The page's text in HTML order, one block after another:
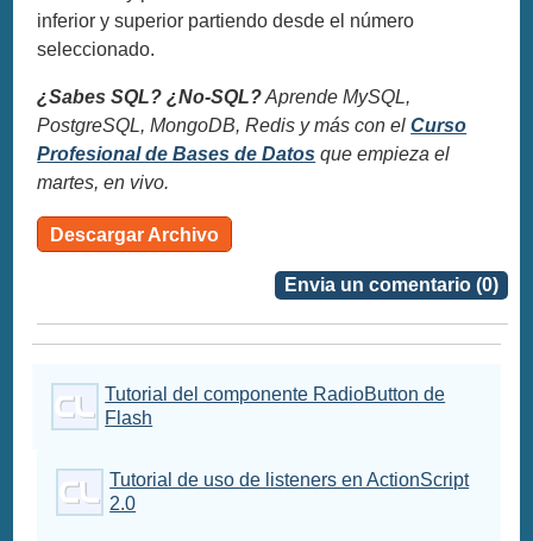
inferior y superior partiendo desde el número
seleccionado.
¿Sabes SQL? ¿No-SQL?Aprende MySQL,
PostgreSQL, MongoDB, Redis y más con elCurso
Profesional de Bases de Datos que empieza el
martes, en vivo.
Descargar Archivo
Envia un comentario (0)
Tutorial del componente RadioButton de
Flash
Tutorial de uso de listeners en ActionScript
2.0